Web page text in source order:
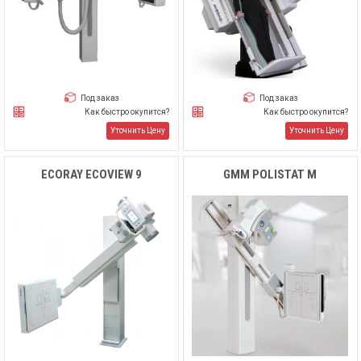
Под заказ
Как быстро окупится?
Уточнить Цену
Под заказ
Как быстро окупится?
Уточнить Цену
ECORAY ECOVIEW 9 GMM POLISTAT M